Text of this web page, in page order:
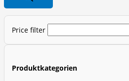
o
d
c
Price filter
Produktkategorien